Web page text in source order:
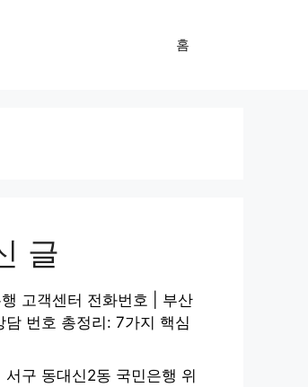
홈
글
고객센터 전화번호 | 부산
담 번호 총정리: 7가지 핵심
서구 동대신2동 국민은행 위